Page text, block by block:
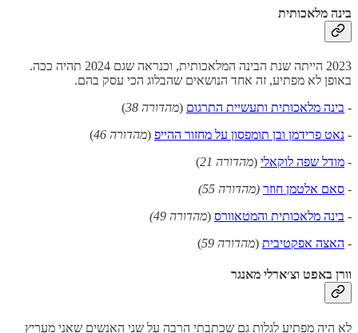
בינה מלאכותית
2023 הייתה שנת הבינה המלאכותית, וכנראה שגם 2024 תהיה ככה.
באופן לא מפתיע, זה אחד הנושאים שהבלוג הכי עסק בהם.
- בינה מלאכותית ותעשיית התרגום (מהדורה 38
)
- נאט פרידמן ובן תומפסון על מחזור ההייפ (מהדורה 46
)
- מודל שפה לוקאלי (מהדורה 21
)
- סאם אלטמן חוזר (מהדורה 55)
- בינה מלאכותית והמטאוורס (מהדורה 49)
- האצה אפקטיבית (מהדורה 59 )
וורן באפט וצ׳ארלי מאנגר
לא היה מפתיע לגלות גם שכתבתי הרבה על שני האנשים שאני מעריץ